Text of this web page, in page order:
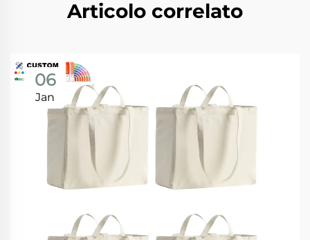
Articolo correlato
06
Jan